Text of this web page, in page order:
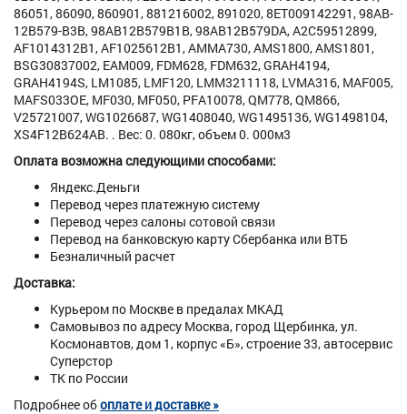
86051, 86090, 860901, 881216002, 891020, 8ET009142291, 98AB-
12B579-B3B, 98AB12B579B1B, 98AB12B579DA, A2C59512899,
AF1014312B1, AF1025612B1, AMMA730, AMS1800, AMS1801,
BSG30837002, EAM009, FDM628, FDM632, GRAH4194,
GRAH4194S, LM1085, LMF120, LMM3211118, LVMA316, MAF005,
MAFS033OE, MF030, MF050, PFA10078, QM778, QM866,
V25721007, WG1026687, WG1408040, WG1495136, WG1498104,
XS4F12B624AB. . Вес: 0. 080кг, объем 0. 000м3
Оплата возможна следующими способами:
Яндекс.Деньги
Перевод через платежную систему
Перевод через салоны сотовой связи
Перевод на банковскую карту Сбербанка или ВТБ
Безналичный расчет
Доставка:
Курьером по Москве в предалах МКАД
Самовывоз по адресу Москва, город Щербинка, ул.
Космонавтов, дом 1, корпус «Б», строение 33, автосервис
Суперстор
ТК по России
Подробнее обоплате и доставке »